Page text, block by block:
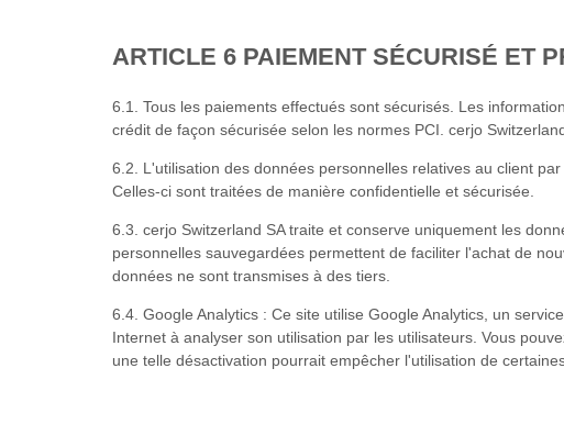
ARTICLE 6 PAIEMENT SÉCURISÉ ET
6.1. Tous les paiements effectués sont sécurisés. Les
crédit de façon sécurisée selon les normes PCI. cerjo
6.2. L'utilisation des données personnelles relatives au client
Celles-ci sont traitées de manière confidentielle et sécurisée.
6.3. cerjo Switzerland SA traite et conserve uniquement les
personnelles sauvegardées permettent de faciliter l'achat de
données ne sont transmises à des tiers.
6.4. Google Analytics : Ce site utilise Google Analytics, un
Internet à analyser son utilisation par les utilisateurs. Vous
une telle désactivation pourrait empêcher l'utilisation de